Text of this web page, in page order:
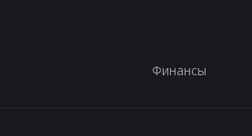
Финансы